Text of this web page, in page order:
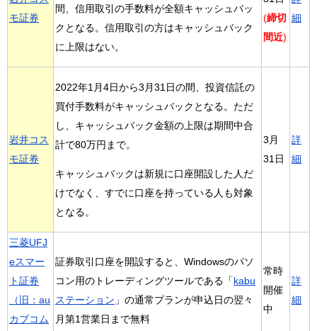
モ証券
間、信用取引の手数料が全額キャッシュバッ
クとなる。信用取引の方はキャッシュバック
に上限はない。
(締切
間近)
細
岩井コス
モ証券
2022年1月4日から3月31日の間、投資信託の
買付手数料がキャッシュバックとなる。ただ
し、キャッシュバック金額の上限は期間中合
計で80万円まで。
キャッシュバックは新規に口座開設した人だ
けでなく、すでに口座を持っている人も対象
となる。
3月
31日
詳
細
三菱UFJ
eスマー
ト証券
（旧：au
カブコム
証券取引口座を開設すると、Windowsのパソ
コン用のトレーディングツールである「 kabu
ステーション 」の通常プランが申込日の翌々
月第1営業日まで無料
常時
開催
中
詳
細